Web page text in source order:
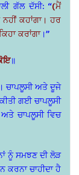
ਗੱਲ ਦੱਸੀ: “(ਮੈਂ
ਕਹਾਂਗਾ। ਹਰ
ਕਰਾਂਗਾ।”
॥
ਚਾਪਲੂਸੀ ਅਤੇ ਦੂਜੇ
ਗਈ ਚਾਪਲੂਸੀ
ਚਾਪਲੂਸੀ ਵਿਚ
ਨੂੰ ਸਮਝਣ ਦੀ ਲੋੜ
ਕਰਨਾ ਚਾਹੀਦਾ ਹੈ